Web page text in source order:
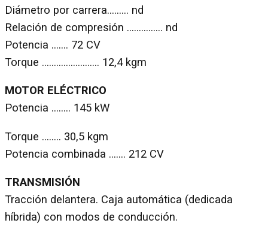
Diámetro por carrera……… nd
Relación de compresión …………… nd
Potencia ……. 72 CV
Torque …………………… 12,4 kgm
MOTOR ELÉCTRICO
Potencia …….. 145 kW
Torque …….. 30,5 kgm
Potencia combinada ……. 212 CV
TRANSMISIÓN
Tracción delantera. Caja automática (dedicada
híbrida) con modos de conducción.